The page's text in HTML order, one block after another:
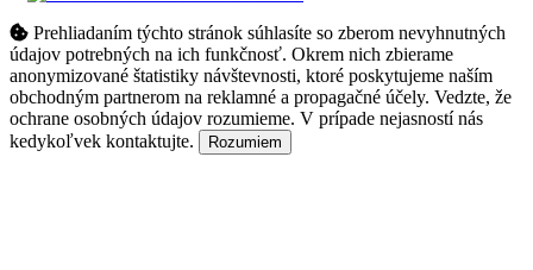
Prehliadaním týchto stránok súhlasíte so zberom nevyhnutných
údajov potrebných na ich funkčnosť. Okrem nich zbierame
anonymizované štatistiky návštevnosti, ktoré poskytujeme naším
obchodným partnerom na reklamné a propagačné účely. Vedzte, že
ochrane osobných údajov rozumieme. V prípade nejasností nás
kedykoľvek kontaktujte.
Rozumiem